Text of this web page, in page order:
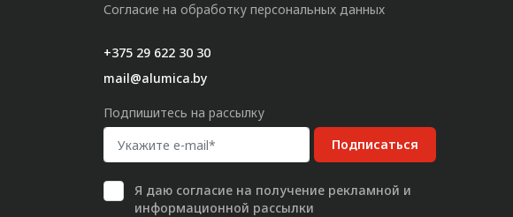
Согласие на обработку персональных данных
+375 29 622 30 30
mail@alumica.by
Подпишитесь на рассылку
Подписаться
Я даю согласие на получение рекламной и
информационной рассылки